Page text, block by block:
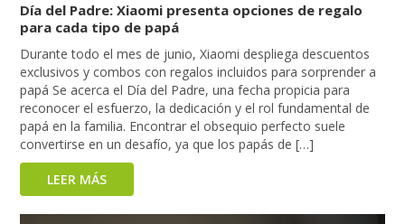
Día del Padre: Xiaomi presenta opciones de regalo
para cada tipo de papá
Durante todo el mes de junio, Xiaomi despliega descuentos
exclusivos y combos con regalos incluidos para sorprender a
papá Se acerca el Día del Padre, una fecha propicia para
reconocer el esfuerzo, la dedicación y el rol fundamental de
papá en la familia. Encontrar el obsequio perfecto suele
convertirse en un desafío, ya que los papás de […]
LEER MÁS